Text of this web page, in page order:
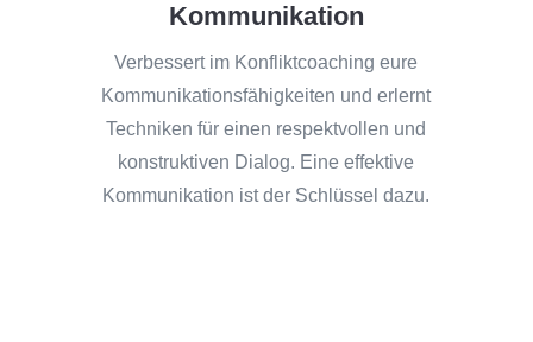
Kommunikation
Verbessert im Konfliktcoaching eure
Kommunikationsfähigkeiten und erlernt
Techniken für einen respektvollen und
konstruktiven Dialog. Eine effektive
Kommunikation ist der Schlüssel dazu.